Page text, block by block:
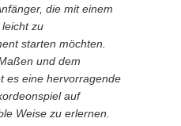
die mit einem
zu
starten möchten.
und dem
es eine hervorragende
auf
Weise zu erlernen.